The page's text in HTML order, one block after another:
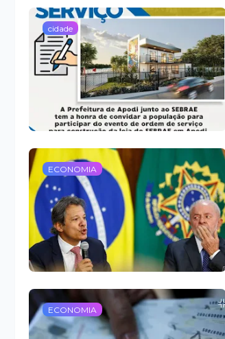
cidade
ECONOMIA
ECONOMIA